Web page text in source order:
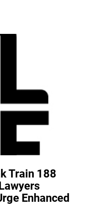
Train 188
Enhanced